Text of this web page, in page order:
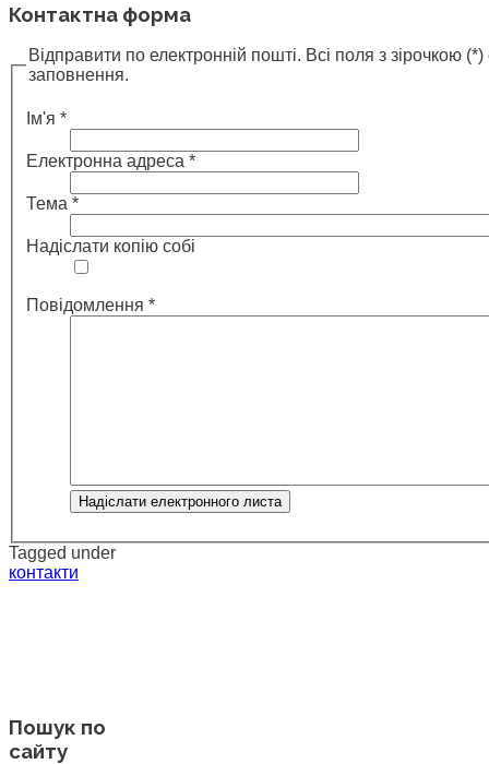
Контактна форма
Відправити по електронній пошті. Всі поля з зірочкою
заповнення.
Ім'я *
Електронна адреса *
Тема *
Надіслати копію собі
Повідомлення *
Надіслати електронного листа
Tagged under
контакти
Пошук по
сайту